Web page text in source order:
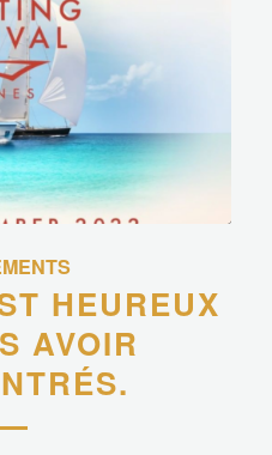
HEUREUX
AVOIR